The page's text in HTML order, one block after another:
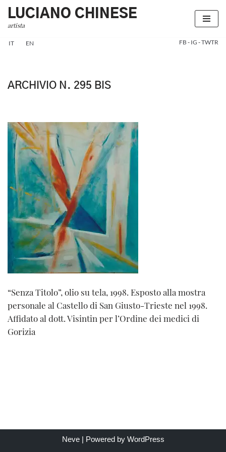
Vai
al
LUCIANO CHINESE
artista
IT EN FB - IG -TWTR
ARCHIVIO N. 295 BIS
“Senza Titolo”, olio su tela, 1998. Esposto alla mostra
personale al Castello di San Giusto-Trieste nel 1998.
Affidato al dott. Visintin per l’Ordine dei medici di
Gorizia
Neve| Powered by WordPress